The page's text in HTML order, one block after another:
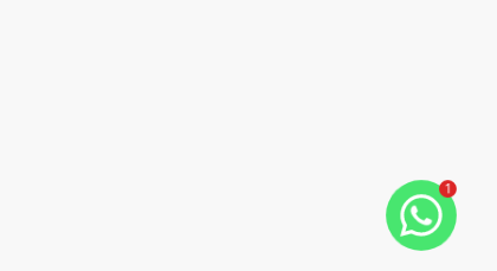
slide
slide
1